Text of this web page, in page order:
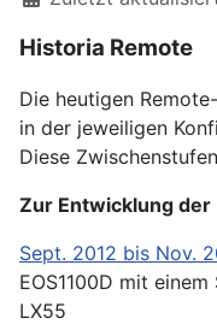
Historia Remote
Die heutigen
in der jeweiligen
Diese
Zur Entwicklung
Sept. 2012 bis Nov.
EOS1100D mit
LX55